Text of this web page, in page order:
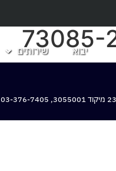
יבוא שירותים
73085-
03-376-7405